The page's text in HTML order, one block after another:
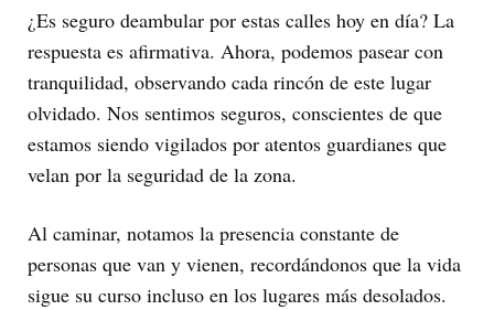
¿Es seguro deambular por estas calles hoy en día? La
respuesta es afirmativa. Ahora, podemos pasear con
tranquilidad, observando cada rincón de este lugar
olvidado. Nos sentimos seguros, conscientes de que
estamos siendo vigilados por atentos guardianes que
velan por la seguridad de la zona.
Al caminar, notamos la presencia constante de
personas que van y vienen, recordándonos que la vida
sigue su curso incluso en los lugares más desolados.